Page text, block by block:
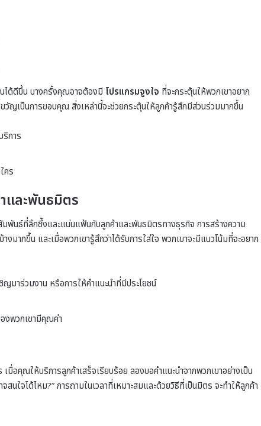
ได้ดีขึ้น บางครั้งคุณอาจต้องมี โปรแกรมจูงใจ ที่จะกระตุ้นให้พวกเขาอยาก
ญเป็นการขอบคุณ สิ่งเหล่านี้จะช่วยกระตุ้นให้ลูกค้ารู้สึกมีส่วนร่วมมากขึ้น
การ
คร
ละพันธมิตร
ธ์ที่ลึกซึ้งและแน่นแฟ้นกับลูกค้าและพันธมิตรทางธุรกิจ การสร้างความ
มากขึ้น และเมื่อพวกเขารู้สึกว่าได้รับการใส่ใจ พวกเขาจะมีแนวโน้มที่จะอยาก
มาร่วมงาน หรือการให้คำแนะนำที่มีประโยชน์
งพวกเขามีคุณค่า
มื่อคุณให้บริการลูกค้าเสร็จเรียบร้อย ลองขอคำแนะนำจากพวกเขาอย่างเป็น
นใจได้ไหม?” การถามในเวลาที่เหมาะสมและด้วยวิธีที่เป็นมิตร จะทำให้ลูกค้า